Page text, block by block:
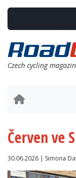
Czech cycling
Červen ve
30.06.2026 | Simona